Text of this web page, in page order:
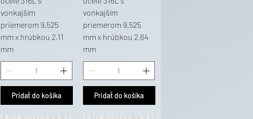
vonkajším
priemerom 9,525
mm x hrúbkou 2,11
mm
Pridať do košíka
vonkajším
priemerom 9,525
mm x hrúbkou 2,64
mm
Pridať do košíka